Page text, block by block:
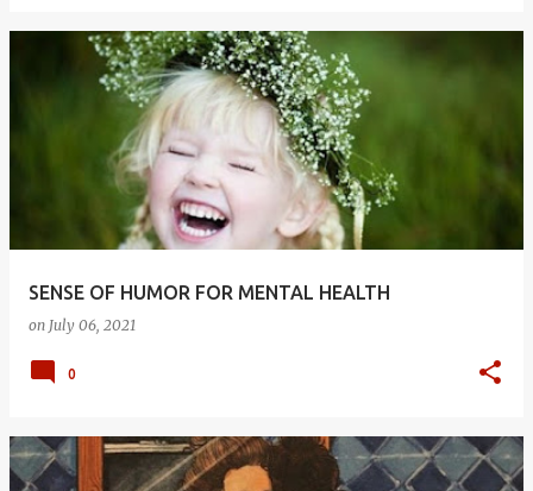
SENSE OF HUMOR FOR MENTAL HEALTH
on July 06, 2021
0